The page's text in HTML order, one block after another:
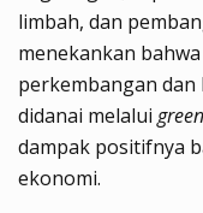
limbah, dan
menekankan
perkembangan
didanai melalui
dampak positifnya
ekonomi.